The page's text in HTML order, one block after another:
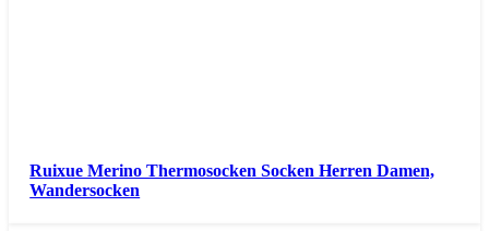
Ruixue Merino Thermosocken Socken Herren Damen,
Wandersocken